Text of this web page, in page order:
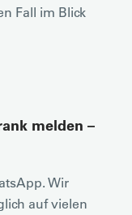
Fall im Blick
melden –
Wir
auf vielen